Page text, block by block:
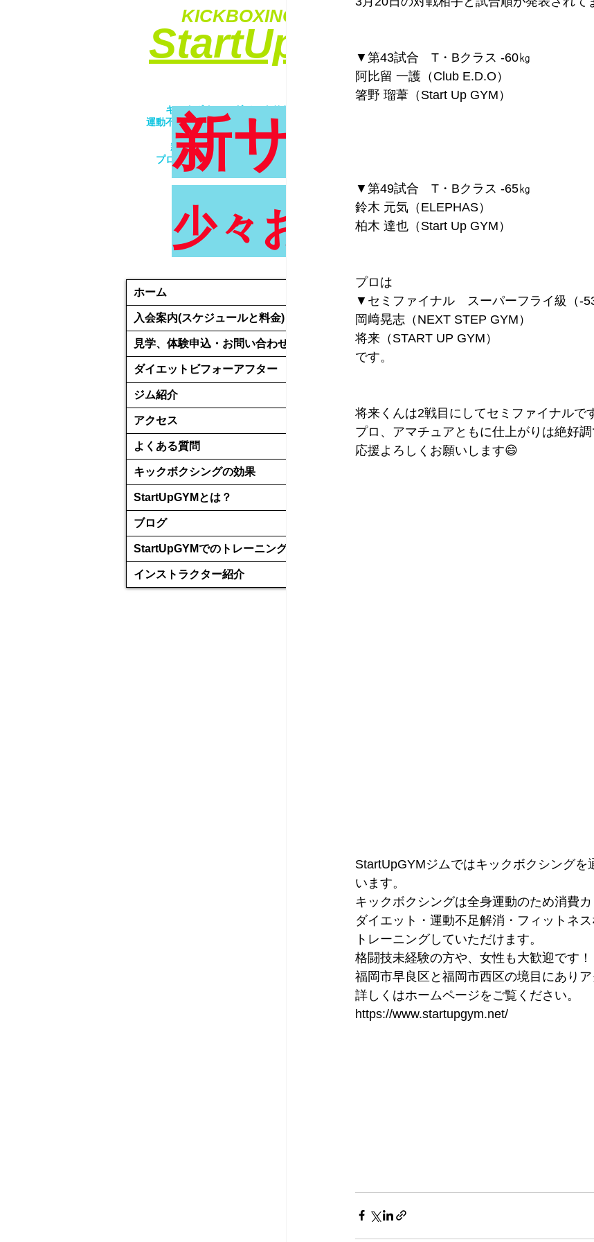
KICKBOXING&FITNESS
​StartUpGYM
ホーム
入会案内(スケジュールと料金)
見学、体験申込・お問い合わせ
ダイエットビフォーアフター
ジム紹介
アクセス
よくある質問
キックボクシングの効果
StartUpGYMとは？
ブログ
StartUpGYMでのトレーニング
インストラクター紹介
​キックボクシングでエクササイズ
運動不足解消・ダイエット・ストレス発散
​女性・未経験者歓迎！！
親子で一緒にトレーニング！！
プロが優しく丁寧に指導致します！！
新サイトに移
少々お待ちください
▼第43試合　T・Bクラス -60㎏
阿比留 一護（Club E.D.O）
箸野 瑠葦（Start Up GYM）
▼第49試合　T・Bクラス -65㎏
鈴木 元気（ELEPHAS）
柏木 達也（Start Up GYM）
プロは
▼セミファイナル　スーパーフライ級（-
岡﨑晃志（NEXT STEP GYM）
将来（START UP GYM）
です。
将来くんは2戦目にしてセミファイナルで
プロ、アマチュアともに仕上がりは絶好調
応援よろしくお願いします😄
StartUpGYMジムではキックボクシング
います。
キックボクシングは全身運動のため消費
ダイエット・運動不足解消・フィットネ
トレーニングしていただけます。
格闘技未経験の方や、女性も大歓迎です！
福岡市早良区と福岡市西区の境目にありア
詳しくはホームページをご覧ください。
https://www.startupgym.net/